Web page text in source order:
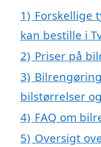
1) Forskellige
kan bestille i
2) Priser på
3)
bilstørrelser
4) FAQ om
5) Oversigt